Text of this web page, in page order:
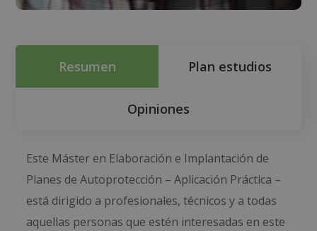
Resumen Plan estudios
Opiniones
Este Máster en Elaboración e Implantación de
Planes de Autoprotección – Aplicación Práctica –
está dirigido a profesionales, técnicos y a todas
aquellas personas que estén interesadas en este